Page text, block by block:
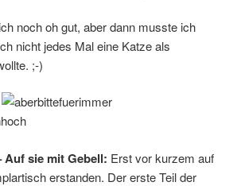
noch oh gut, aber dann musste ich
nicht jedes Mal eine Katze als
;-)
Auf sie mit Gebell: Erst vor kurzem auf
erstanden. Der erste Teil der